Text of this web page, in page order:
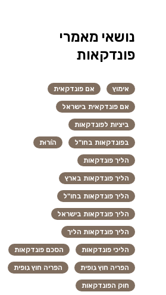
נושאי מאמרי
פונדקאות
אימוץ אם פונדקאית
אם פונדקאית בישראל
ביציות לפונדקאות
בפונדקאות בחו"ל הוֹרוּת
הליך פונדקאות
הליך פונדקאות בארץ
הליך פונדקאות בחו"ל
הליך פונדקאות בישראל
הליך פונדקאות הליך
הליכי פונדקאות הסכם פונדקאות
הפריה חוץ גופית הפריה חוץ גופית
חוק הפונדקאות